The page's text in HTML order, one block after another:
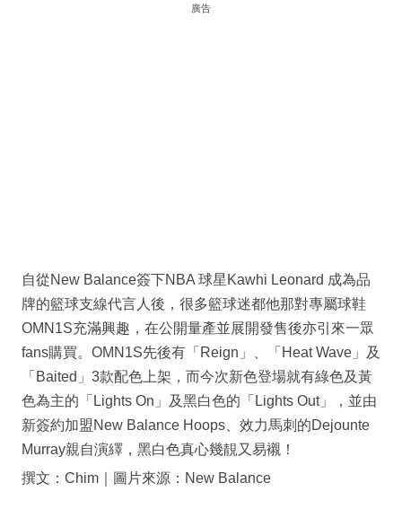
廣告
自從New Balance簽下NBA 球星Kawhi Leonard 成為品
牌的籃球支線代言人後，很多籃球迷都他那對專屬球鞋
OMN1S充滿興趣，在公開量產並展開發售後亦引來一眾
fans購買。OMN1S先後有「Reign」、「Heat Wave」及
「Baited」3款配色上架，而今次新色登場就有綠色及黃
色為主的「Lights On」及黑白色的「Lights Out」，並由
新簽約加盟New Balance Hoops、效力馬刺的Dejounte
Murray親自演繹，黑白色真心幾靚又易襯！
撰文：Chim｜圖片來源：New Balance